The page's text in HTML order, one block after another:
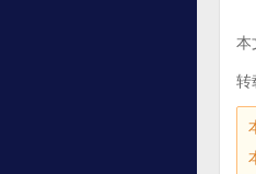
本
转